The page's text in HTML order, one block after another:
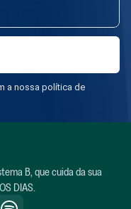
a nossa política de
B, que cuida da sua
DIAS.